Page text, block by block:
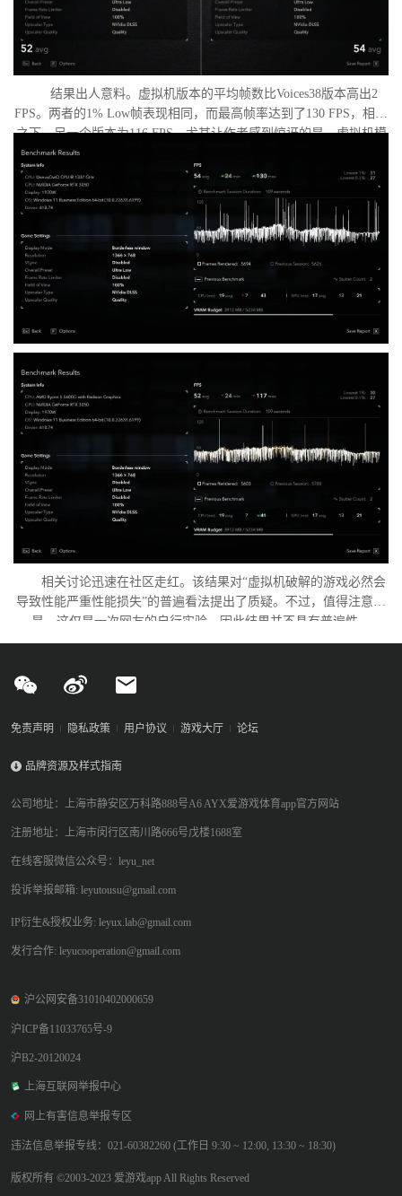
结果出人意料。虚拟机版本的平均帧数比Voices38版本高出2
FPS。两者的1% Low帧表现相同，而最高帧率达到了130 FPS，相比
之下，另一个版本为116 FPS。尤其让作者感到惊讶的是，虚拟机模
式下的优化竟如此之好。从理论上讲，额外的虚拟化层应该会给处
理器带来负担并降低性能，但实际上并没有发生这种情况。
相关讨论迅速在社区走红。该结果对“虚拟机破解的游戏必然会
导致性能严重性能损失”的普遍看法提出了质疑。不过，值得注意的
是，这仅是一次网友的自行实验，因此结果并不具有普遍性。
免责声明 隐私政策 用户协议 游戏大厅 论坛
品牌资源及样式指南
公司地址：上海市静安区万科路888号A6 AYX爱游戏体育app官方网站
注册地址：上海市闵行区南川路666号戊楼1688室
在线客服微信公众号：leyu_net
投诉举报邮箱: leyutousu@gmail.com
IP衍生&授权业务: leyux.lab@gmail.com
发行合作: leyucooperation@gmail.com
沪公网安备31010402000659
沪ICP备11033765号-9
沪B2-20120024
上海互联网举报中心
网上有害信息举报专区
违法信息举报专线：021-60382260 (工作日 9:30 ~ 12:00, 13:30 ~ 18:30)
版权所有 ©2003-2023 爱游戏app All Rights Reserved